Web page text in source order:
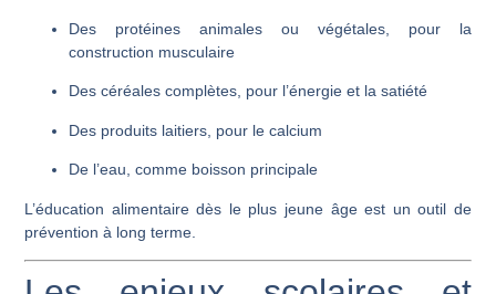
Des protéines animales ou végétales, pour la
construction musculaire
Des céréales complètes, pour l’énergie et la satiété
Des produits laitiers , pour le calcium
De l’eau , comme boisson principale
L’éducation alimentaire dès le plus jeune âge est un outil de
prévention à long terme.